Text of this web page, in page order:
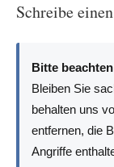
Schreibe
Bitte
Bleiben Sie
behalten uns
entfernen, die
Angriffe